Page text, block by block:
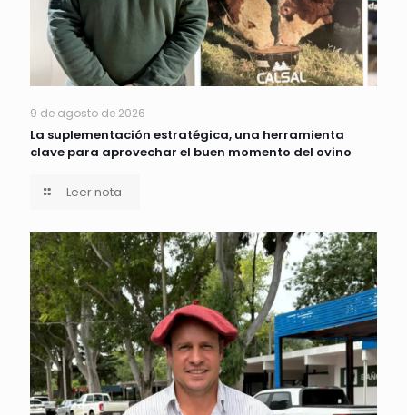
9 de agosto de 2026
La suplementación estratégica, una herramienta
clave para aprovechar el buen momento del ovino
Leer nota